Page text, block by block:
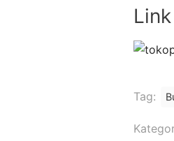
Tag: